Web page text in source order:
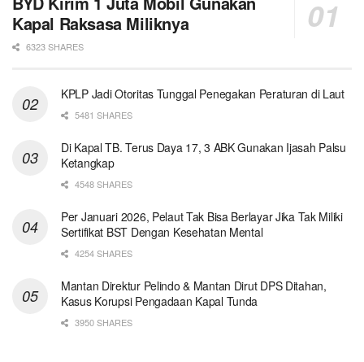
Kapal Raksasa Miliknya
6323 SHARES
KPLP Jadi Otoritas Tunggal Penegakan Peraturan di Laut
5481 SHARES
Di Kapal TB. Terus Daya 17, 3 ABK Gunakan Ijasah Palsu
Ketangkap
4548 SHARES
Per Januari 2026, Pelaut Tak Bisa Berlayar Jika Tak Miliki
Sertifikat BST Dengan Kesehatan Mental
4254 SHARES
Mantan Direktur Pelindo & Mantan Dirut DPS Ditahan,
Kasus Korupsi Pengadaan Kapal Tunda
3950 SHARES